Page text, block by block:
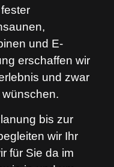
und E-
erschaffen wir
und zwar
bis zur
wir Ihr
für Sie da im